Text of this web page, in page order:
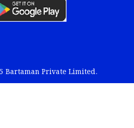
Bartaman Private Limited.